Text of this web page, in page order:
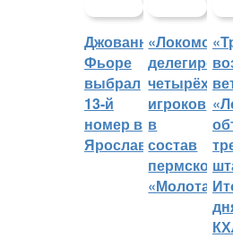
Джованни
Фьоре
выбрал
13-й
номер в
Ярославле
четырёх
игроков
в
состав
пермского
«Молота»